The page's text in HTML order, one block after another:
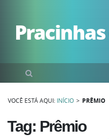
VOCÊ ESTÁ AQUI: INÍCIO > PRÊMIO
Tag: Prêmio